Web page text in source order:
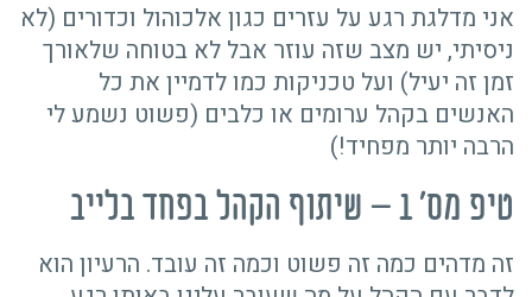
אני מדלגת רגע על עזרים כגון אלכוהול וכדורים (לא
ניסיתי, יש מצב שזה עוזר אבל לא בטוחה שלאורך
זמן זה יעיל) ועל טכניקות כמו לדמיין את כל
האנשים בקהל ערומים או כלבים (פשוט נשמע לי
הרבה יותר מפחיד!)
טיפ מס' 1 – שיתוף הקהל בפחד בלייב
זה מדהים כמה זה פשוט וכמה זה עובד. הרעיון הוא